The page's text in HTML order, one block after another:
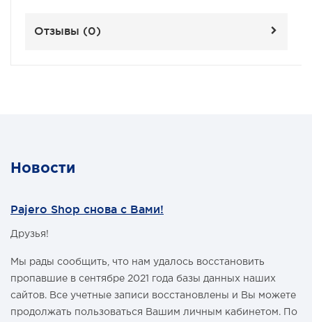
Отзывы (0)
Новости
Pajero Shop снова с Вами!
Друзья!
Мы рады сообщить, что нам удалось восстановить
пропавшие в сентябре 2021 года базы данных наших
сайтов. Все учетные записи восстановлены и Вы можете
продолжать пользоваться Вашим личным кабинетом. По